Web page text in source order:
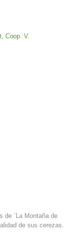
Coop. V.
de `La Montaña de
de sus cerezas.